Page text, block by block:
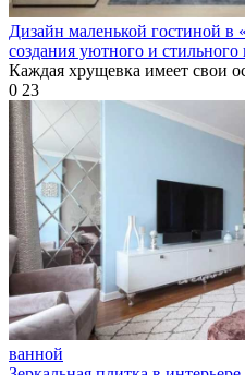
Дизайн маленькой гостиной в
создания уютного и
Каждая хрущевка имеет свои
0 23
ванной